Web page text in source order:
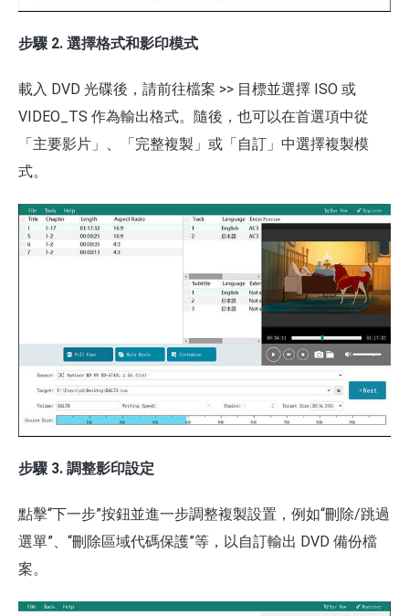
步驟 2. 選擇格式和影印模式
載入 DVD 光碟後，請前往檔案 >> 目標並選擇 ISO 或
VIDEO_TS 作為輸出格式。隨後，也可以在首選項中從
「主要影片」、「完整複製」或「自訂」中選擇複製模
式。
步驟 3. 調整影印設定
點擊“下一步”按鈕並進一步調整複製設置，例如“刪除/跳過
選單”、“刪除區域代碼保護”等，以自訂輸出 DVD 備份檔
案。